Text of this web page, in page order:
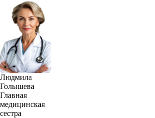
Людмила
Голышева
Главная
медицинская
сестра